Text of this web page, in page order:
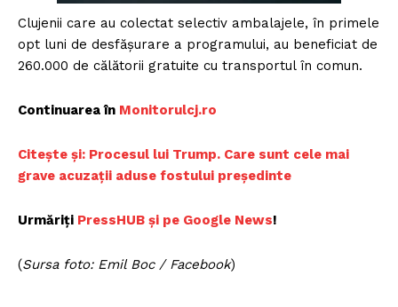
Clujenii care au colectat selectiv ambalajele, în primele
opt luni de desfășurare a programului, au beneficiat de
260.000 de călătorii gratuite cu transportul în comun.
Continuarea în Monitorulcj.ro
Citește și: Procesul lui Trump. Care sunt cele mai
grave acuzații aduse fostului președinte
Urmăriți PressHUB și pe Google News!
(Sursa foto: Emil Boc / Facebook)